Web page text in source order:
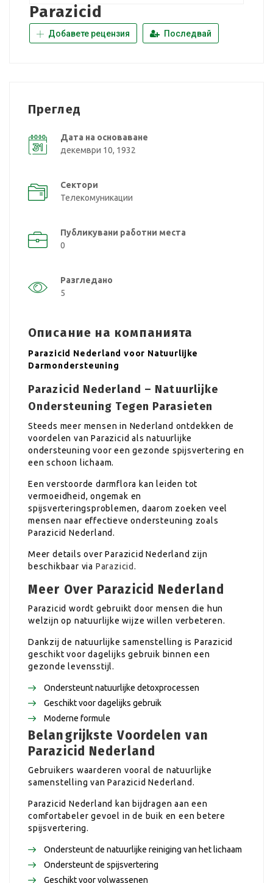
Parazicid
Добавете рецензия Последвай
Преглед
Дата на основаване
декември 10, 1932
Сектори
Телекомуникации
Публикувани работни места
0
Разгледано
5
Описание на компанията
Parazicid Nederland voor Natuurlijke
Darmondersteuning
Parazicid Nederland – Natuurlijke
Ondersteuning Tegen Parasieten
Steeds meer mensen in Nederland ontdekken de
voordelen van Parazicid als natuurlijke
ondersteuning voor een gezonde spijsvertering en
een schoon lichaam.
Een verstoorde darmflora kan leiden tot
vermoeidheid, ongemak en
spijsverteringsproblemen, daarom zoeken veel
mensen naar effectieve ondersteuning zoals
Parazicid Nederland.
Meer details over Parazicid Nederland zijn
beschikbaar via Parazicid.
Meer Over Parazicid Nederland
Parazicid wordt gebruikt door mensen die hun
welzijn op natuurlijke wijze willen verbeteren.
Dankzij de natuurlijke samenstelling is Parazicid
geschikt voor dagelijks gebruik binnen een
gezonde levensstijl.
Ondersteunt natuurlijke detoxprocessen
Geschikt voor dagelijks gebruik
Moderne formule
Belangrijkste Voordelen van
Parazicid Nederland
Gebruikers waarderen vooral de natuurlijke
samenstelling van Parazicid Nederland.
Parazicid Nederland kan bijdragen aan een
comfortabeler gevoel in de buik en een betere
spijsvertering.
Ondersteunt de natuurlijke reiniging van het lichaam
Ondersteunt de spijsvertering
Geschikt voor volwassenen